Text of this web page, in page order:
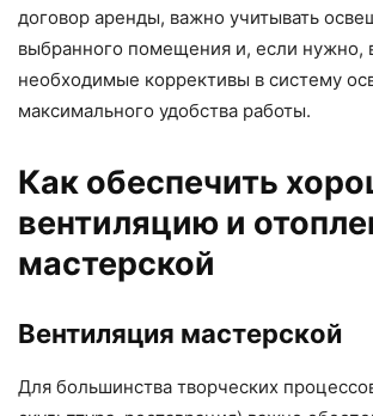
договор аренды, важно учитывать
выбранного помещения и, если нужно,
необходимые коррективы в систему
максимального удобства работы.
Как обеспечить
вентиляцию и
мастерской
Вентиляция мастерской
Для большинства творческих